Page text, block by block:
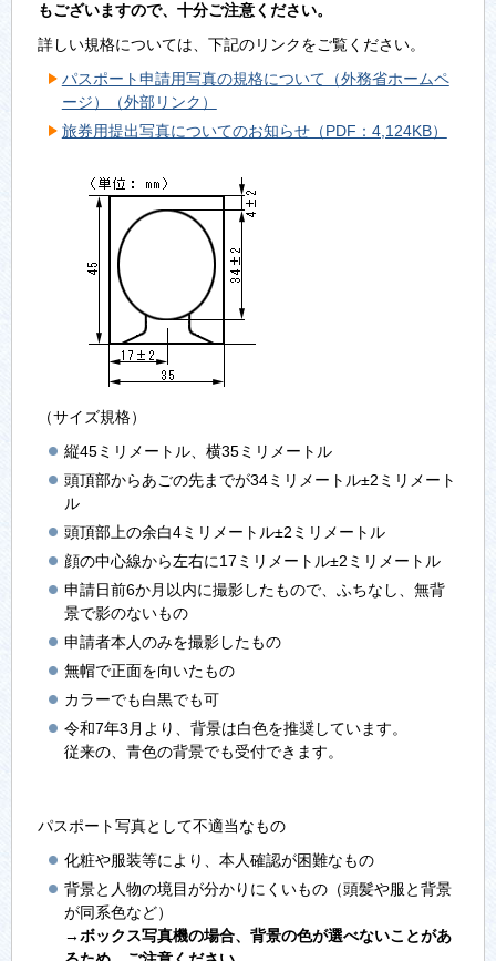
もございますので、十分ご注意ください。
詳しい規格については、下記のリンクをご覧ください。
パスポート申請用写真の規格について（外務省ホームペ
ージ）（外部リンク）
旅券用提出写真についてのお知らせ（PDF：4,124KB）
（サイズ規格）
縦45ミリメートル、横35ミリメートル
頭頂部からあごの先までが34ミリメートル±2ミリメート
ル
頭頂部上の余白4ミリメートル±2ミリメートル
顔の中心線から左右に17ミリメートル±2ミリメートル
申請日前6か月以内に撮影したもので、ふちなし、無背
景で影のないもの
申請者本人のみを撮影したもの
無帽で正面を向いたもの
カラーでも白黒でも可
令和7年3月より、背景は白色を推奨しています。
従来の、青色の背景でも受付できます。
パスポート写真として不適当なもの
化粧や服装等により、本人確認が困難なもの
背景と人物の境目が分かりにくいもの（頭髪や服と背景
が同系色など）
→ボックス写真機の場合、背景の色が選べないことがあ